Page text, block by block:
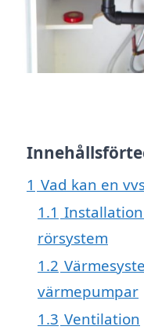
1 Vad kan en
1.1
rörsystem
1.2
värmepumpar
1.3 Ventilation